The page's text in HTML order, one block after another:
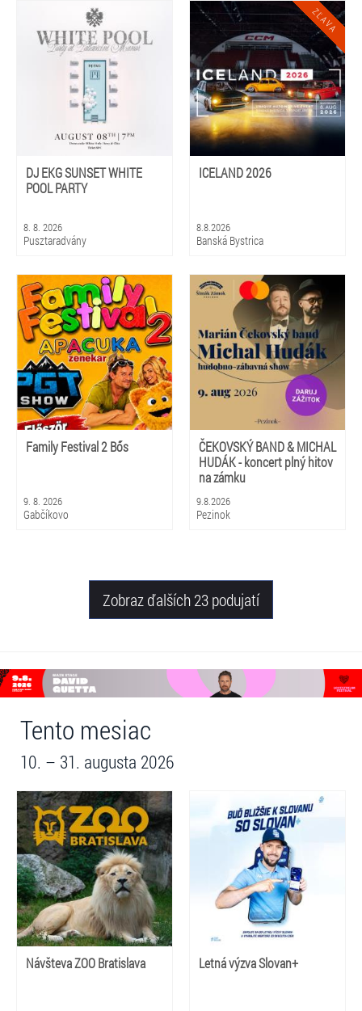
DJ EKG SUNSET WHITE
POOL PARTY
8. 8. 2026
Pusztaradvány
ICELAND 2026
8.8.2026
Banská Bystrica
Family Festival 2 Bős
9. 8. 2026
Gabčíkovo
ČEKOVSKÝ BAND & MICHAL
HUDÁK - koncert plný hitov
na zámku
9.8.2026
Pezinok
Zobraz ďalších 23 podujatí
Tento mesiac
10. – 31. augusta 2026
Návšteva ZOO Bratislava Letná výzva Slovan+